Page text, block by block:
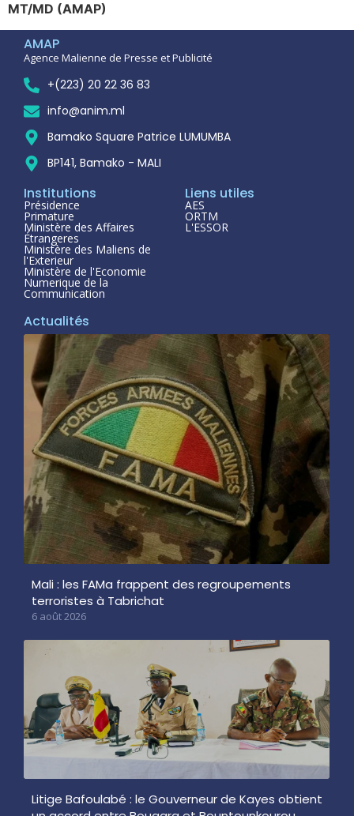
MT/MD (AMAP)
AMAP
Agence Malienne de Presse et Publicité
+(223) 20 22 36 83
info@anim.ml
Bamako Square Patrice LUMUMBA
BP141, Bamako - MALI
Institutions
Présidence
Primature
Ministère des Affaires
Étrangeres
Ministère des Maliens de
l'Exterieur
Ministère de l'Economie
Numerique de la
Communication
Liens utiles
AES
ORTM
L'ESSOR
Actualités
Mali : les FAMa frappent des regroupements
terroristes à Tabrichat
6 août 2026
Litige Bafoulabé : le Gouverneur de Kayes obtient